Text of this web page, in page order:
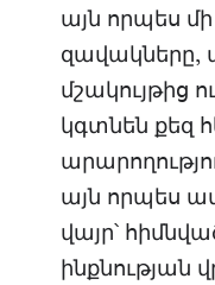
այն որպես
զավակները,
մշակույթից
կգտնեն քեզ
այն որպես
վայր՝
ինքնության